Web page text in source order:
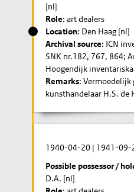
[nl]
Role: art dealers
Location: Den Haag [nl]
Archival source: ICN
SNK nr.182, 767, 864;
Hoogendijk
Remarks: Vermoedelijk
kunsthandelaar H.S. de
1940-04-20 | 1941-09-
Possible possessor /
D.A. [nl]